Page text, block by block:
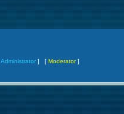
Administrator ] [ Moderator]